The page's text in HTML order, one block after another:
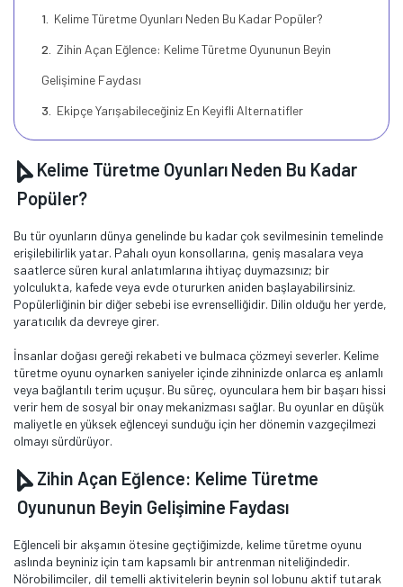
Kelime Türetme Oyunları Neden Bu Kadar Popüler?
Zihin Açan Eğlence: Kelime Türetme Oyununun Beyin
Gelişimine Faydası
Ekipçe Yarışabileceğiniz En Keyifli Alternatifler
Kelime Türetme Oyunları Neden Bu Kadar
Popüler?
Bu tür oyunların dünya genelinde bu kadar çok sevilmesinin temelinde
erişilebilirlik yatar. Pahalı oyun konsollarına, geniş masalara veya
saatlerce süren kural anlatımlarına ihtiyaç duymazsınız; bir
yolculukta, kafede veya evde otururken aniden başlayabilirsiniz.
Popülerliğinin bir diğer sebebi ise evrenselliğidir. Dilin olduğu her yerde,
yaratıcılık da devreye girer.
İnsanlar doğası gereği rekabeti ve bulmaca çözmeyi severler. Kelime
türetme oyunu oynarken saniyeler içinde zihninizde onlarca eş anlamlı
veya bağlantılı terim uçuşur. Bu süreç, oyunculara hem bir başarı hissi
verir hem de sosyal bir onay mekanizması sağlar. Bu oyunlar en düşük
maliyetle en yüksek eğlenceyi sunduğu için her dönemin vazgeçilmezi
olmayı sürdürüyor.
Zihin Açan Eğlence: Kelime Türetme
Oyununun Beyin Gelişimine Faydası
Eğlenceli bir akşamın ötesine geçtiğimizde, kelime türetme oyunu
aslında beyniniz için tam kapsamlı bir antrenman niteliğindedir.
Nörobilimciler, dil temelli aktivitelerin beynin sol lobunu aktif tutarak